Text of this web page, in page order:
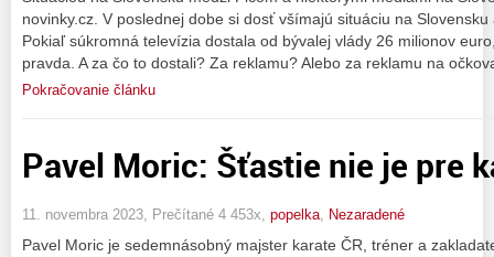
novinky.cz. V poslednej dobe si dosť všímajú situáciu na
Pokiaľ súkromná televízia dostala od bývalej vlády 26 milionov
pravda. A za čo to dostali? Za reklamu? Alebo za reklamu na
Pokračovanie článku
Pavel Moric: Šťastie nie je pre
11. novembra 2023, Prečítané 4 453x, popelka, Nezaradené
Pavel Moric je sedemnásobný majster karate ČR, tréner a